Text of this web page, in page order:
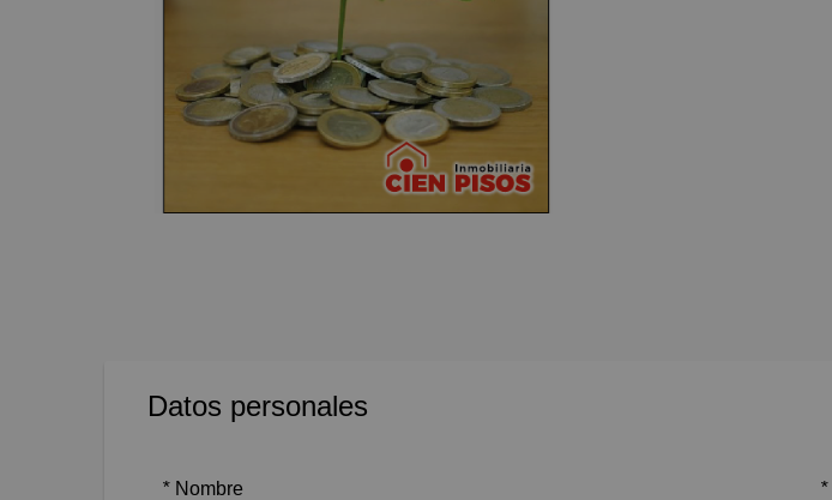
Datos personales
* Nombre *